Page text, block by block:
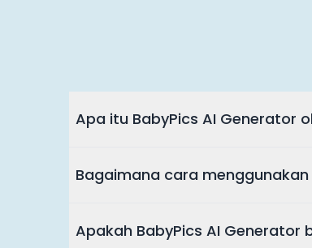
Apa itu BabyPics AI Generator
Bagaimana cara menggunakan
Apakah BabyPics AI Generator